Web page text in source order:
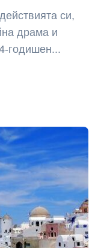
си,
драма и
годишен...